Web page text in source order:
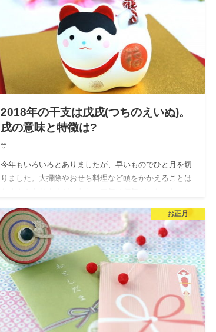
2018年の干支は戊戌(つちのえいぬ)。
戌の意味と特徴は?
今年もいろいろとありましたが、早いものでひと月を切
りました。大掃除やおせち料理など頭をかかえることは
「戌」。家族には…
お正月